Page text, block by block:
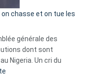
parle
ses
tripes »
on chasse et on tue les
générale des
dont sont
Nigeria. Un cri du